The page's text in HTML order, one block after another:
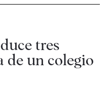
tres
de un colegio